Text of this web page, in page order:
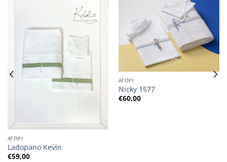
ΑΓΟΡΙ
Ladopano Kevin
€59,00
ΑΓΟΡΙ
Nicky 1577
€60,00